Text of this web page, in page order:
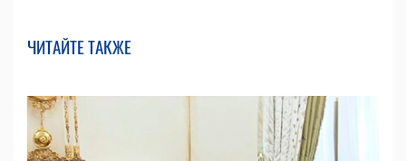
ЧИТАЙТЕ ТАКЖЕ